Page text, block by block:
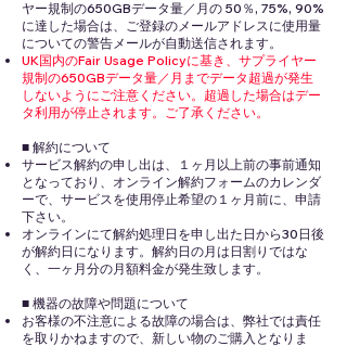
ヤー規制の650GBデータ量／月の 50％, 75%, 90%
に達した場合は、ご登録のメールアドレスに使用量
についての警告メールが自動送信されます。
UK国内のFair Usage Policyに基き、サプライヤー
規制の650GBデータ量／月までデータ超過が発生
しないようにご注意ください。超過した場合はデー
タ利用が停止されます。ご了承ください。
■ 解約について
サービス解約の申し出は、１ヶ月以上前の事前通知
となっており、オンライン解約フォームのカレンダ
ーで、サービスを使用停止希望の１ヶ月前に、申請
下さい。
オンラインにて解約処理日を申し出た日から30日後
が解約日になります。解約日の月は日割りではな
く、一ヶ月分の月額料金が発生致します。
■ 機器の故障や問題について
お客様の不注意による故障の場合は、弊社では責任
を取りかねますので、新しい物のご購入となりま